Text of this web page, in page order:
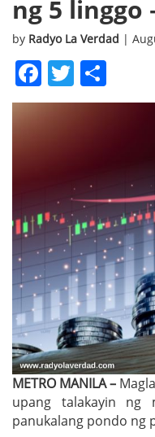
ng 5 linggo
by Radyo La Verdad |
Facebook
Twitter
METRO MANILA –
upang talakayin ng
panukalang pondo ng